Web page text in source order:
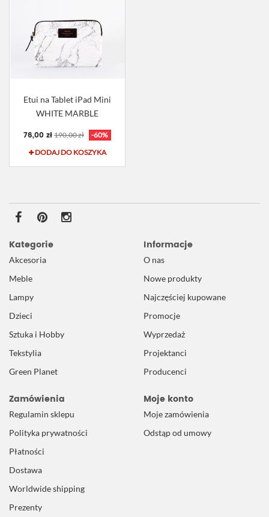
Etui na Tablet iPad Mini
WHITE MARBLE
76,00 zł 190,00 zł
-60%
DODAJ DO KOSZYKA
Kategorie
Akcesoria
Meble
Lampy
Dzieci
Sztuka i Hobby
Tekstylia
Green Planet
Informacje
O nas
Nowe produkty
Najczęściej kupowane
Promocje
Wyprzedaż
Projektanci
Producenci
Zamówienia
Regulamin sklepu
Polityka prywatności
Płatności
Dostawa
Worldwide shipping
Prezenty
Moje konto
Moje zamówienia
Odstąp od umowy